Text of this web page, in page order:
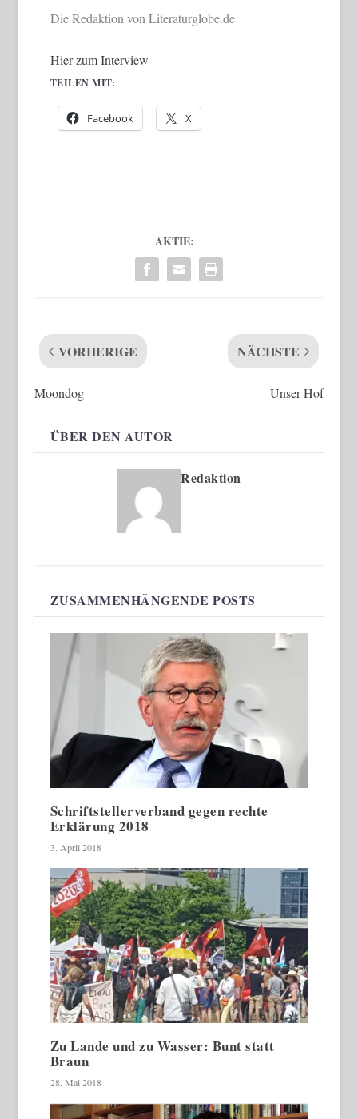
Die Redaktion von Literaturglobe.de
Hier zum Interview
TEILEN MIT:
Facebook X
AKTIE:
VORHERIGE
Moondog
NÄCHSTE
Unser Hof
ÜBER DEN AUTOR
Redaktion
ZUSAMMENHÄNGENDE POSTS
Schriftstellerverband gegen rechte
Erklärung 2018
3. April 2018
Zu Lande und zu Wasser: Bunt statt
Braun
28. Mai 2018